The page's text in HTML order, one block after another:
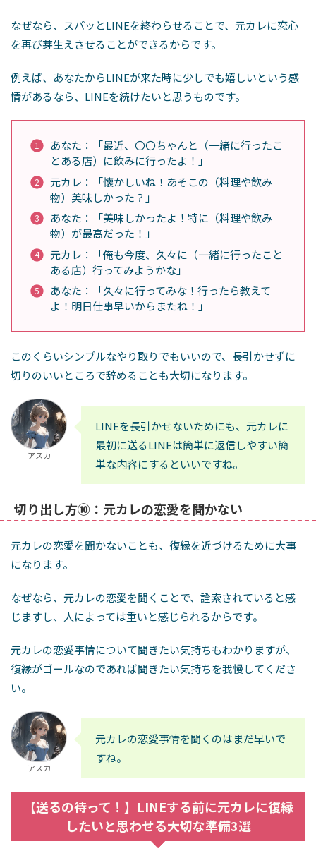
なぜなら、スパッとLINEを終わらせることで、元カレに恋心
を再び芽生えさせることができるからです。
例えば、あなたからLINEが来た時に少しでも嬉しいという感
情があるなら、LINEを続けたいと思うものです。
あなた：「最近、〇〇ちゃんと（一緒に行ったこ
とある店）に飲みに行ったよ！」
元カレ：「懐かしいね！あそこの（料理や飲み
物）美味しかった？」
あなた：「美味しかったよ！特に（料理や飲み
物）が最高だった！」
元カレ：「俺も今度、久々に（一緒に行ったこと
ある店）行ってみようかな」
あなた：「久々に行ってみな！行ったら教えて
よ！明日仕事早いからまたね！」
このくらいシンプルなやり取りでもいいので、長引かせずに
切りのいいところで辞めることも大切になります。
アスカ
LINEを長引かせないためにも、元カレに
最初に送るLINEは簡単に返信しやすい簡
単な内容にするといいですね。
切り出し方⑩：元カレの恋愛を聞かない
元カレの恋愛を聞かないことも、復縁を近づけるために大事
になります。
なぜなら、元カレの恋愛を聞くことで、詮索されていると感
じますし、人によっては重いと感じられるからです。
元カレの恋愛事情について聞きたい気持ちもわかりますが、
復縁がゴールなのであれば聞きたい気持ちを我慢してくださ
い。
アスカ
元カレの恋愛事情を聞くのはまだ早いで
すね。
【送るの待って！】LINEする前に元カレに復縁
したいと思わせる大切な準備3選